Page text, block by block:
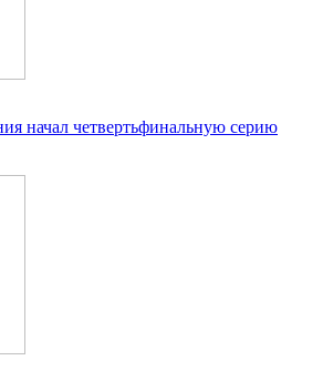
начал четвертьфинальную серию